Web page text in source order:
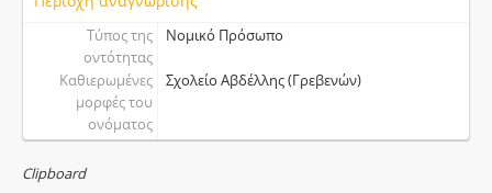
Τύπος της
οντότητας
Νομικό Πρόσωπο
Καθιερωμένες
μορφές του
ονόματος
Σχολείο Αβδέλλης (Γρεβενών)
Clipboard